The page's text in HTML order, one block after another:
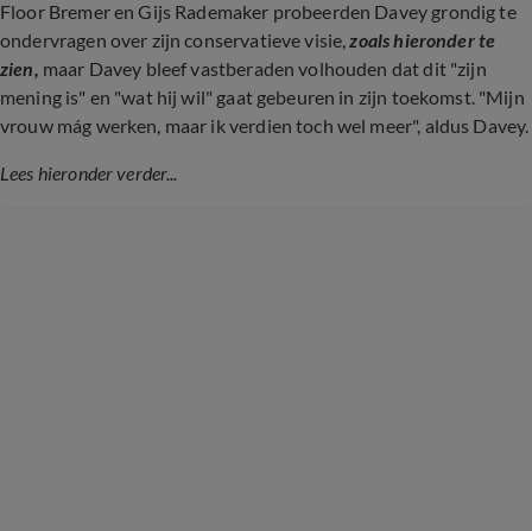
Floor Bremer en Gijs Rademaker probeerden Davey grondig te
ondervragen over zijn conservatieve visie,zoals hieronder te
zien, maar Davey bleef vastberaden volhouden dat dit "zijn
mening is" en "wat hij wil" gaat gebeuren in zijn toekomst. "Mijn
vrouw mág werken, maar ik verdien toch wel meer", aldus Davey.
Lees hieronder verder...